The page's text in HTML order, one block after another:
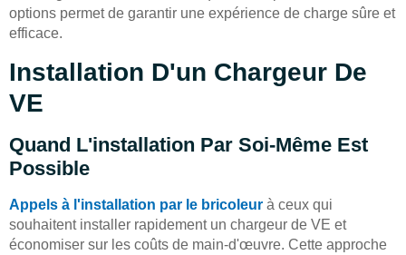
options permet de garantir une expérience de charge sûre et
efficace.
Installation D'un Chargeur De
VE
Quand L'installation Par Soi-Même Est
Possible
Appels à l'installation par le bricoleur à ceux qui
souhaitent installer rapidement un chargeur de VE et
économiser sur les coûts de main-d'œuvre. Cette approche